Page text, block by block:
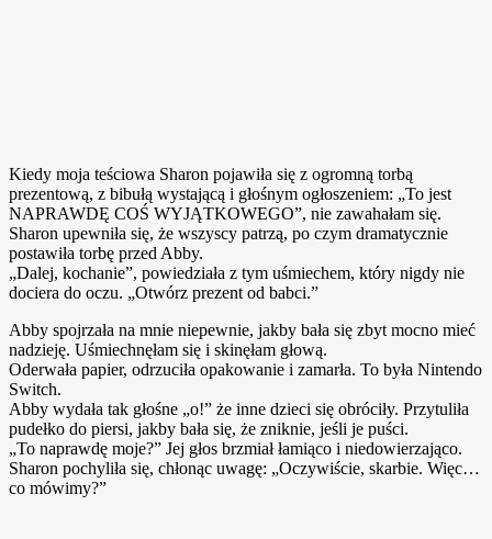
Kiedy moja teściowa Sharon pojawiła się z ogromną torbą
prezentową, z bibułą wystającą i głośnym ogłoszeniem: „To jest
NAPRAWDĘ COŚ WYJĄTKOWEGO”, nie zawahałam się.
Sharon upewniła się, że wszyscy patrzą, po czym dramatycznie
postawiła torbę przed Abby.
„Dalej, kochanie”, powiedziała z tym uśmiechem, który nigdy nie
dociera do oczu. „Otwórz prezent od babci.”
Abby spojrzała na mnie niepewnie, jakby bała się zbyt mocno mieć
nadzieję. Uśmiechnęłam się i skinęłam głową.
Oderwała papier, odrzuciła opakowanie i zamarła. To była Nintendo
Switch.
Abby wydała tak głośne „o!” że inne dzieci się obróciły. Przytuliła
pudełko do piersi, jakby bała się, że zniknie, jeśli je puści.
„To naprawdę moje?” Jej głos brzmiał łamiąco i niedowierzająco.
Sharon pochyliła się, chłonąc uwagę: „Oczywiście, skarbie. Więc…
co mówimy?”